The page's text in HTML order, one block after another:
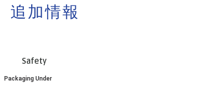
追加情報
Safety
Packaging Under